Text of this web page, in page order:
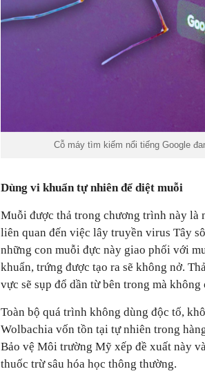
Cỗ máy tìm kiếm nổi tiếng Google
Dùng vi khuẩn tự nhiên để diệt muỗi
Muỗi được thả trong chương trình này là
liên quan đến việc lây truyền virus Tây
những con muỗi đực này giao phối với
khuẩn, trứng được tạo ra sẽ không nở.
vực sẽ sụp đổ dần từ bên trong mà
Toàn bộ quá trình không dùng độc tố,
Wolbachia vốn tồn tại tự nhiên trong
Bảo vệ Môi trường Mỹ xếp đề xuất này
thuốc trừ sâu hóa học thông thường.